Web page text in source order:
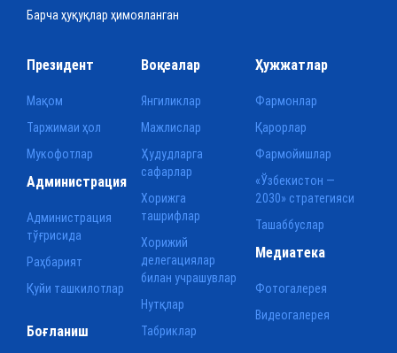
Барча ҳуқуқлар ҳимояланган
Президент
Мақом
Таржимаи ҳол
Мукофотлар
Воқеалар
Янгиликлар
Мажлислар
Ҳудудларга
сафарлар
Хорижга
ташрифлар
Хорижий
делегациялар
билан учрашувлар
Нутқлар
Табриклар
Ҳужжатлар
Фармонлар
Қарорлар
Фармойишлар
«Ўзбекистон —
2030» стратегияси
Ташаббуслар
Администрация
Администрация
тўғрисида
Раҳбарият
Қуйи ташкилотлар
Медиатека
Фотогалерея
Видеогалерея
Боғланиш